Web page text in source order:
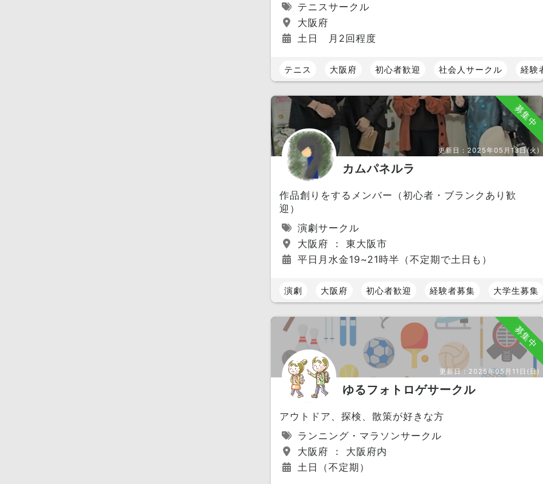
テニスサークル
大阪府
土日 月2回程度
テニス 大阪府 初心者歓迎 社会人サークル 経験
募集中
更新日： 2025年05月13日(火)
カムパネルラ
作品創りをするメンバー（初心者・ブランクあり歓
迎）
演劇サークル
大阪府 ： 東大阪市
平日月水金19~21時半（不定期で土日も）
演劇 大阪府 初心者歓迎 経験者募集 大学生募集
募集中
更新日： 2025年05月11日(日)
ゆるフォトロゲサークル
アウトドア、探検、散策が好きな方
ランニング・マラソンサークル
大阪府 ： 大阪府内
土日（不定期）